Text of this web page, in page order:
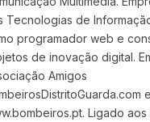
Tecnologias de
programador web e
de inovação digital.
Amigos
Ligado